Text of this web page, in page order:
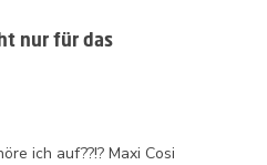
nur für das
ich auf??!? Maxi Cosi